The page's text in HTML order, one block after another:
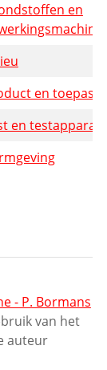
en
en
en
- P. Bormans
van het
auteur